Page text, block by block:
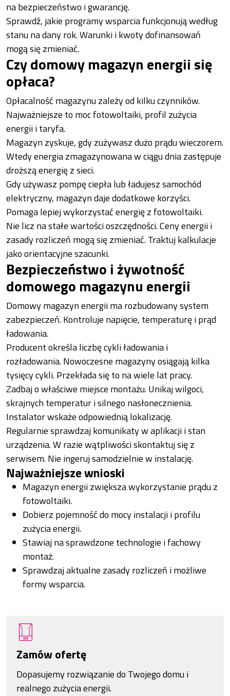
na bezpieczeństwo i gwarancję.
Sprawdź, jakie programy wsparcia funkcjonują według
stanu na dany rok. Warunki i kwoty dofinansowań
mogą się zmieniać.
Czy domowy magazyn energii się
opłaca?
Opłacalność magazynu zależy od kilku czynników.
Najważniejsze to moc fotowoltaiki, profil zużycia
energii i taryfa.
Magazyn zyskuje, gdy zużywasz dużo prądu wieczorem.
Wtedy energia zmagazynowana w ciągu dnia zastępuje
droższą energię z sieci.
Gdy używasz pompę ciepła lub ładujesz samochód
elektryczny, magazyn daje dodatkowe korzyści.
Pomaga lepiej wykorzystać energię z fotowoltaiki.
Nie licz na stałe wartości oszczędności. Ceny energii i
zasady rozliczeń mogą się zmieniać. Traktuj kalkulacje
jako orientacyjne szacunki.
Bezpieczeństwo i żywotność
domowego magazynu energii
Domowy magazyn energii ma rozbudowany system
zabezpieczeń. Kontroluje napięcie, temperaturę i prąd
ładowania.
Producent określa liczbę cykli ładowania i
rozładowania. Nowoczesne magazyny osiągają kilka
tysięcy cykli. Przekłada się to na wiele lat pracy.
Zadbaj o właściwe miejsce montażu. Unikaj wilgoci,
skrajnych temperatur i silnego nasłonecznienia.
Instalator wskaże odpowiednią lokalizację.
Regularnie sprawdzaj komunikaty w aplikacji i stan
urządzenia. W razie wątpliwości skontaktuj się z
serwisem. Nie ingeruj samodzielnie w instalację.
Najważniejsze wnioski
Magazyn energii zwiększa wykorzystanie prądu z
fotowoltaiki.
Dobierz pojemność do mocy instalacji i profilu
zużycia energii.
Stawiaj na sprawdzone technologie i fachowy
montaż.
Sprawdzaj aktualne zasady rozliczeń i możliwe
formy wsparcia.
Zamów ofertę
Dopasujemy rozwiązanie do Twojego domu i
realnego zużycia energii.